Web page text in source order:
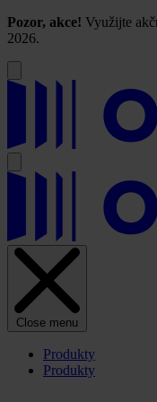
Pozor, akce! Využijte
2026.
Close menu
Produkty
Produkty